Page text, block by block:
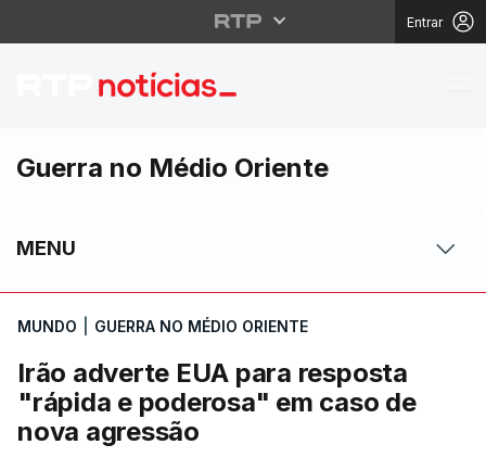
Entrar
Irão adverte EUA
Guerra no Médio Oriente
MENU
MUNDO GUERRA NO MÉDIO ORIENTE
Irão adverte EUA para resposta
"rápida e poderosa" em caso de
nova agressão